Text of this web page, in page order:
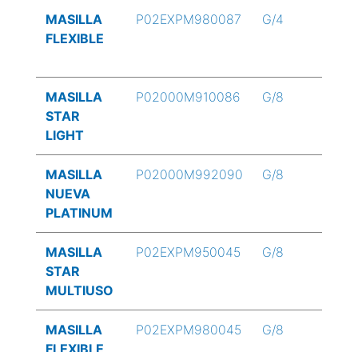
MASILLA
FLEXIBLE
P02EXPM980087 G/4
MASILLA
STAR
LIGHT
P02000M910086 G/8
MASILLA
NUEVA
PLATINUM
P02000M992090 G/8
MASILLA
STAR
MULTIUSO
P02EXPM950045 G/8
MASILLA
P02EXPM980045 G/8